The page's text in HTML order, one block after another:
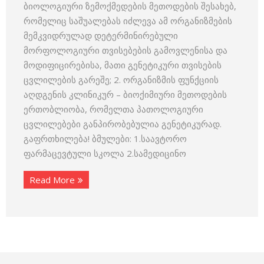
ბიოლოგიური ზემოქმედების მეთოდების შესახებ,
რომელიც საშუალებას იძლევა ამ ორგანიზმების
მემკვიდრულად დეტერმინირებული
მორფოლოგიური თვისებების გამოვლენისა და
მოდიფიცირებისა, მათი გენეტიკური თვისების
ცვლილების გარეშე; 2. ორგანიზმის ფუნქციის
აღდგენის კლინიკურ – ბიოქიმიური მეთოდების
ერთობლიობა, რომელთა პათოლოგიური
ცვლილებები განპირობებულია გენეტიკურად.
გაფრთხილება! ბმულები: 1.საავტორო
ფარმაცევტული სკოლა 2.სამედიცინო
Read More